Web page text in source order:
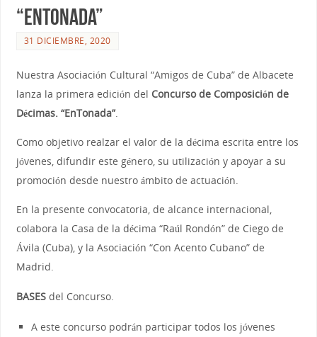
“EnTonada”
31 DICIEMBRE, 2020
Nuestra Asociación Cultural “Amigos de Cuba” de Albacete
lanza la primera edición del Concurso de Composición de
Décimas. “EnTonada”.
Como objetivo realzar el valor de la décima escrita entre los
jóvenes, difundir este género, su utilización y apoyar a su
promoción desde nuestro ámbito de actuación.
En la presente convocatoria, de alcance internacional,
colabora la Casa de la décima “Raúl Rondón” de Ciego de
Ávila (Cuba), y la Asociación “Con Acento Cubano” de
Madrid.
BASESdel Concurso.
A este concurso podrán participar todos los jóvenes